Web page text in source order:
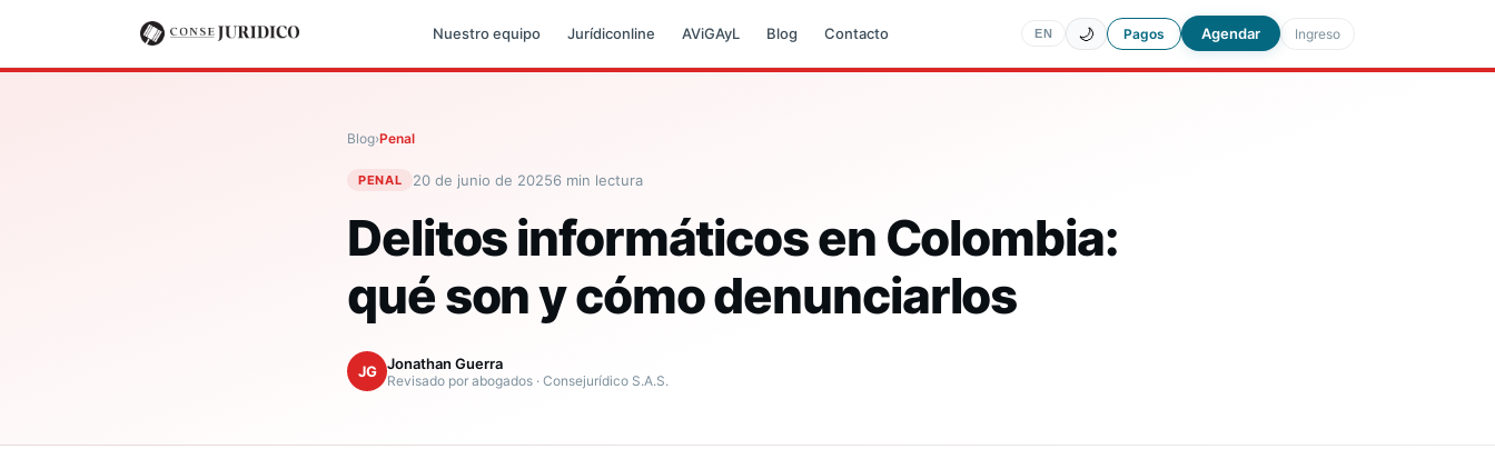
Nuestro equipo Jurídiconline AViGAyL Blog Contacto EN 🌙 Pagos Agendar Ingreso
Blog›Penal
PENAL 20 de junio de 20256 min lectura
Delitos informáticos en Colombia:
qué son y cómo denunciarlos
JG Jonathan Guerra
Revisado por abogados · Consejurídico S.A.S.